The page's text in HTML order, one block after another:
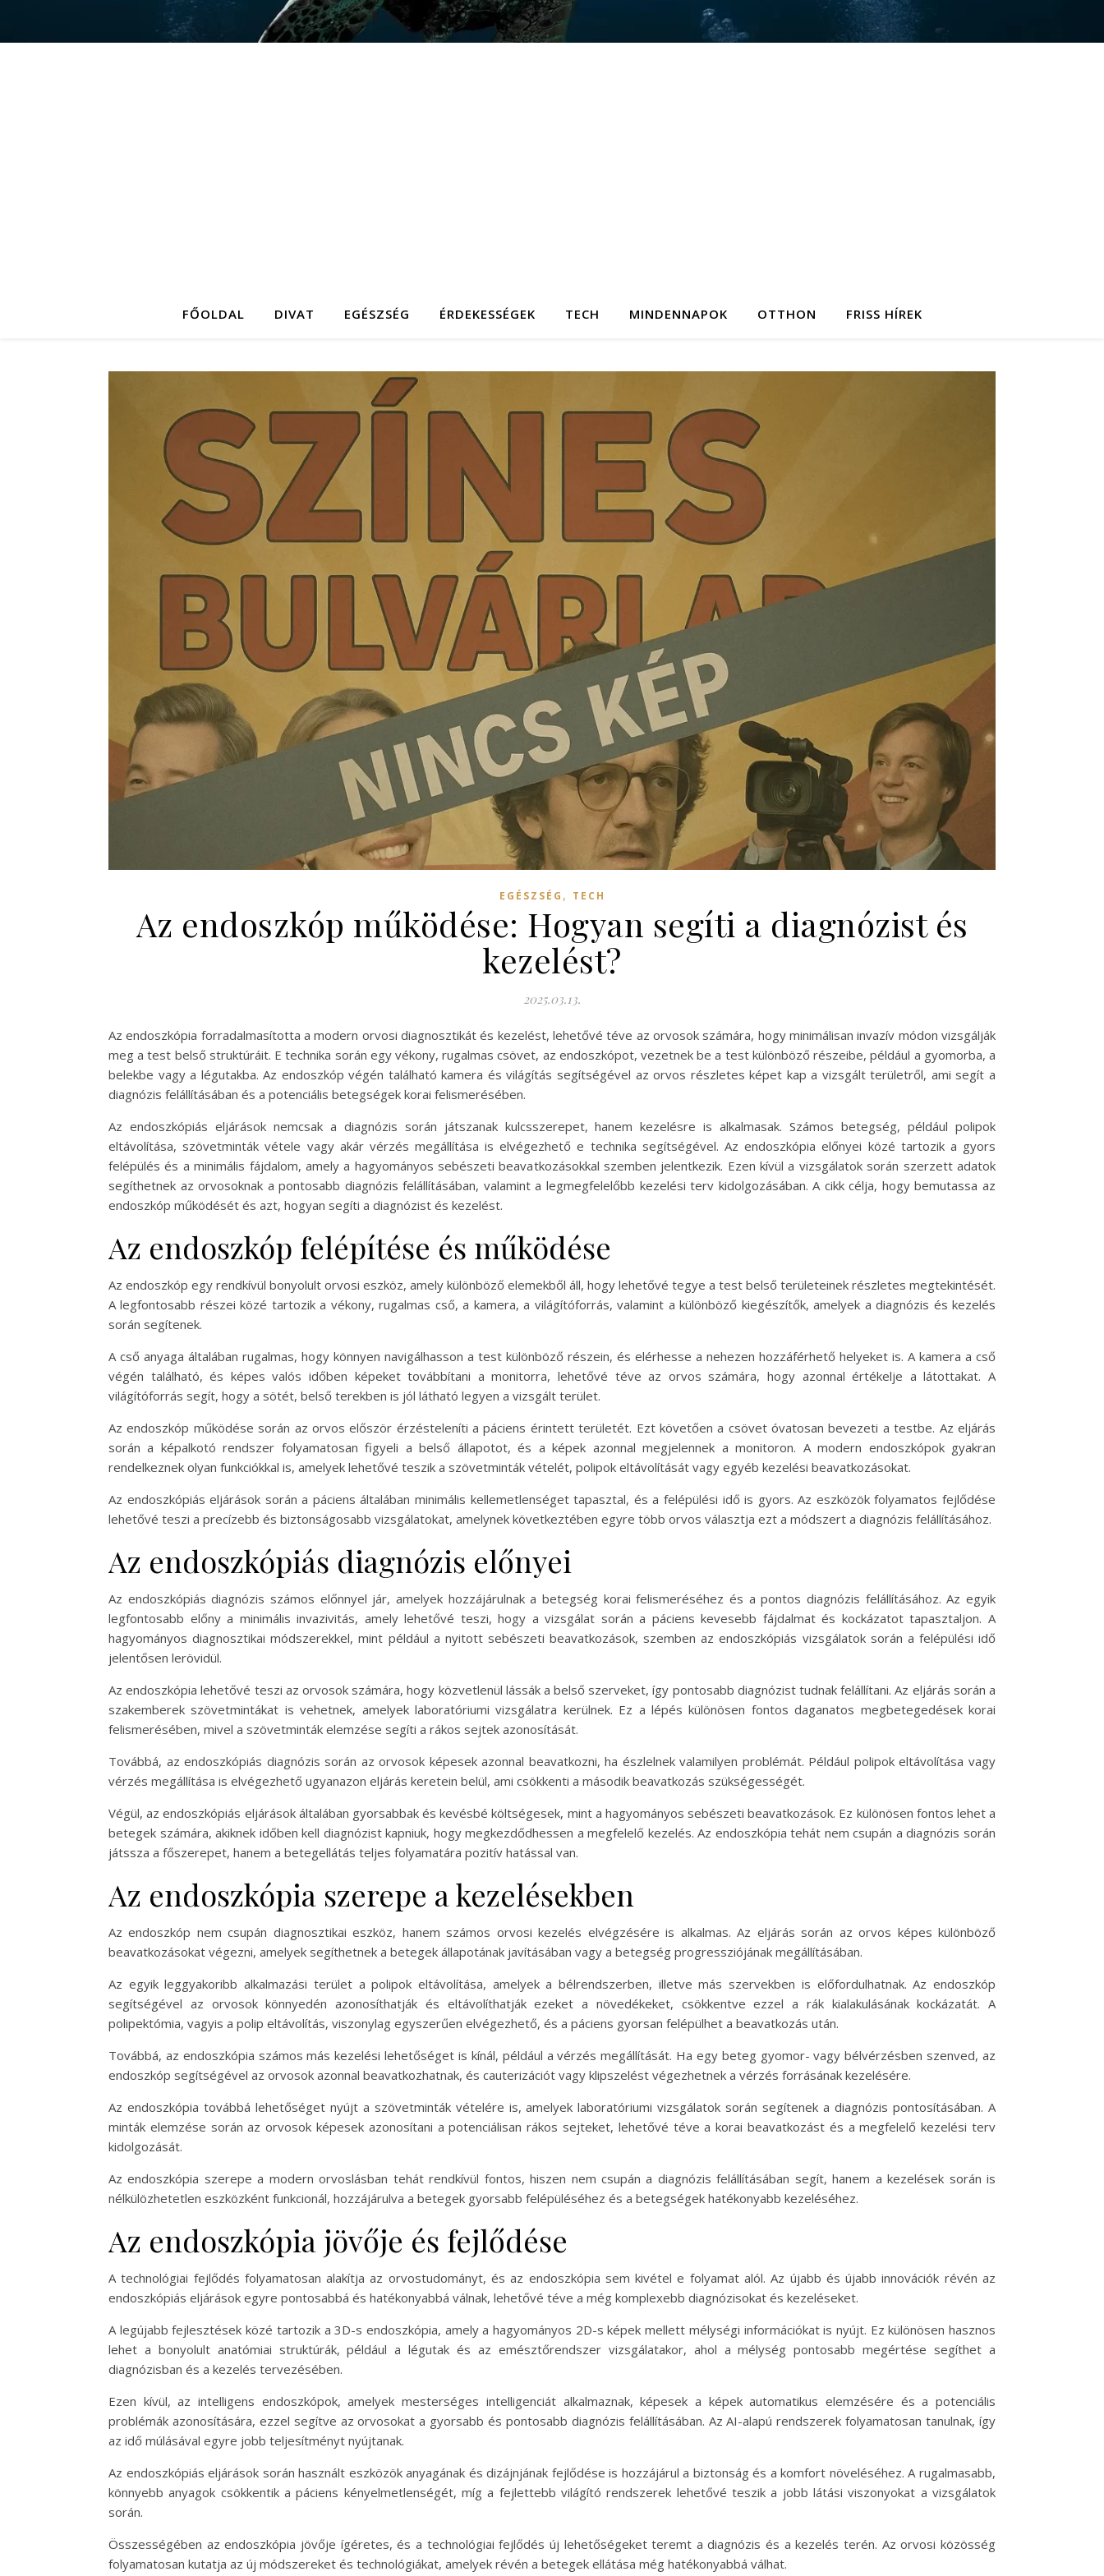
FŐOLDAL DIVAT EGÉSZSÉG ÉRDEKESSÉGEK TECH MINDENNAPOK OTTHON FRISS HÍREK
EGÉSZSÉG , TECH
Az endoszkóp működése: Hogyan segíti a diagnózist és
kezelést?
2025.03.13.
Az endoszkópia forradalmasította a modern orvosi diagnosztikát és kezelést, lehetővé téve az orvosok számára, hogy minimálisan invazív módon vizsgálják
meg a test belső struktúráit. E technika során egy vékony, rugalmas csövet, az endoszkópot, vezetnek be a test különböző részeibe, például a gyomorba, a
belekbe vagy a légutakba. Az endoszkóp végén található kamera és világítás segítségével az orvos részletes képet kap a vizsgált területről, ami segít a
diagnózis felállításában és a potenciális betegségek korai felismerésében.
Az endoszkópiás eljárások nemcsak a diagnózis során játszanak kulcsszerepet, hanem kezelésre is alkalmasak. Számos betegség, például polipok
eltávolítása, szövetminták vétele vagy akár vérzés megállítása is elvégezhető e technika segítségével. Az endoszkópia előnyei közé tartozik a gyors
felépülés és a minimális fájdalom, amely a hagyományos sebészeti beavatkozásokkal szemben jelentkezik. Ezen kívül a vizsgálatok során szerzett adatok
segíthetnek az orvosoknak a pontosabb diagnózis felállításában, valamint a legmegfelelőbb kezelési terv kidolgozásában. A cikk célja, hogy bemutassa az
endoszkóp működését és azt, hogyan segíti a diagnózist és kezelést.
Az endoszkóp felépítése és működése
Az endoszkóp egy rendkívül bonyolult orvosi eszköz, amely különböző elemekből áll, hogy lehetővé tegye a test belső területeinek részletes megtekintését.
A legfontosabb részei közé tartozik a vékony, rugalmas cső, a kamera, a világítóforrás, valamint a különböző kiegészítők, amelyek a diagnózis és kezelés
során segítenek.
A cső anyaga általában rugalmas, hogy könnyen navigálhasson a test különböző részein, és elérhesse a nehezen hozzáférhető helyeket is. A kamera a cső
végén található, és képes valós időben képeket továbbítani a monitorra, lehetővé téve az orvos számára, hogy azonnal értékelje a látottakat. A
világítóforrás segít, hogy a sötét, belső terekben is jól látható legyen a vizsgált terület.
Az endoszkóp működése során az orvos először érzésteleníti a páciens érintett területét. Ezt követően a csövet óvatosan bevezeti a testbe. Az eljárás
során a képalkotó rendszer folyamatosan figyeli a belső állapotot, és a képek azonnal megjelennek a monitoron. A modern endoszkópok gyakran
rendelkeznek olyan funkciókkal is, amelyek lehetővé teszik a szövetminták vételét, polipok eltávolítását vagy egyéb kezelési beavatkozásokat.
Az endoszkópiás eljárások során a páciens általában minimális kellemetlenséget tapasztal, és a felépülési idő is gyors. Az eszközök folyamatos fejlődése
lehetővé teszi a precízebb és biztonságosabb vizsgálatokat, amelynek következtében egyre több orvos választja ezt a módszert a diagnózis felállításához.
Az endoszkópiás diagnózis előnyei
Az endoszkópiás diagnózis számos előnnyel jár, amelyek hozzájárulnak a betegség korai felismeréséhez és a pontos diagnózis felállításához. Az egyik
legfontosabb előny a minimális invazivitás, amely lehetővé teszi, hogy a vizsgálat során a páciens kevesebb fájdalmat és kockázatot tapasztaljon. A
hagyományos diagnosztikai módszerekkel, mint például a nyitott sebészeti beavatkozások, szemben az endoszkópiás vizsgálatok során a felépülési idő
jelentősen lerövidül.
Az endoszkópia lehetővé teszi az orvosok számára, hogy közvetlenül lássák a belső szerveket, így pontosabb diagnózist tudnak felállítani. Az eljárás során a
szakemberek szövetmintákat is vehetnek, amelyek laboratóriumi vizsgálatra kerülnek. Ez a lépés különösen fontos daganatos megbetegedések korai
felismerésében, mivel a szövetminták elemzése segíti a rákos sejtek azonosítását.
Továbbá, az endoszkópiás diagnózis során az orvosok képesek azonnal beavatkozni, ha észlelnek valamilyen problémát. Például polipok eltávolítása vagy
vérzés megállítása is elvégezhető ugyanazon eljárás keretein belül, ami csökkenti a második beavatkozás szükségességét.
Végül, az endoszkópiás eljárások általában gyorsabbak és kevésbé költségesek, mint a hagyományos sebészeti beavatkozások. Ez különösen fontos lehet a
betegek számára, akiknek időben kell diagnózist kapniuk, hogy megkezdődhessen a megfelelő kezelés. Az endoszkópia tehát nem csupán a diagnózis során
játssza a főszerepet, hanem a betegellátás teljes folyamatára pozitív hatással van.
Az endoszkópia szerepe a kezelésekben
Az endoszkóp nem csupán diagnosztikai eszköz, hanem számos orvosi kezelés elvégzésére is alkalmas. Az eljárás során az orvos képes különböző
beavatkozásokat végezni, amelyek segíthetnek a betegek állapotának javításában vagy a betegség progressziójának megállításában.
Az egyik leggyakoribb alkalmazási terület a polipok eltávolítása, amelyek a bélrendszerben, illetve más szervekben is előfordulhatnak. Az endoszkóp
segítségével az orvosok könnyedén azonosíthatják és eltávolíthatják ezeket a növedékeket, csökkentve ezzel a rák kialakulásának kockázatát. A
polipektómia, vagyis a polip eltávolítás, viszonylag egyszerűen elvégezhető, és a páciens gyorsan felépülhet a beavatkozás után.
Továbbá, az endoszkópia számos más kezelési lehetőséget is kínál, például a vérzés megállítását. Ha egy beteg gyomor- vagy bélvérzésben szenved, az
endoszkóp segítségével az orvosok azonnal beavatkozhatnak, és cauterizációt vagy klipszelést végezhetnek a vérzés forrásának kezelésére.
Az endoszkópia továbbá lehetőséget nyújt a szövetminták vételére is, amelyek laboratóriumi vizsgálatok során segítenek a diagnózis pontosításában. A
minták elemzése során az orvosok képesek azonosítani a potenciálisan rákos sejteket, lehetővé téve a korai beavatkozást és a megfelelő kezelési terv
kidolgozását.
Az endoszkópia szerepe a modern orvoslásban tehát rendkívül fontos, hiszen nem csupán a diagnózis felállításában segít, hanem a kezelések során is
nélkülözhetetlen eszközként funkcionál, hozzájárulva a betegek gyorsabb felépüléséhez és a betegségek hatékonyabb kezeléséhez.
Az endoszkópia jövője és fejlődése
A technológiai fejlődés folyamatosan alakítja az orvostudományt, és az endoszkópia sem kivétel e folyamat alól. Az újabb és újabb innovációk révén az
endoszkópiás eljárások egyre pontosabbá és hatékonyabbá válnak, lehetővé téve a még komplexebb diagnózisokat és kezeléseket.
A legújabb fejlesztések közé tartozik a 3D-s endoszkópia, amely a hagyományos 2D-s képek mellett mélységi információkat is nyújt. Ez különösen hasznos
lehet a bonyolult anatómiai struktúrák, például a légutak és az emésztőrendszer vizsgálatakor, ahol a mélység pontosabb megértése segíthet a
diagnózisban és a kezelés tervezésében.
Ezen kívül, az intelligens endoszkópok, amelyek mesterséges intelligenciát alkalmaznak, képesek a képek automatikus elemzésére és a potenciális
problémák azonosítására, ezzel segítve az orvosokat a gyorsabb és pontosabb diagnózis felállításában. Az AI-alapú rendszerek folyamatosan tanulnak, így
az idő múlásával egyre jobb teljesítményt nyújtanak.
Az endoszkópiás eljárások során használt eszközök anyagának és dizájnjának fejlődése is hozzájárul a biztonság és a komfort növeléséhez. A rugalmasabb,
könnyebb anyagok csökkentik a páciens kényelmetlenségét, míg a fejlettebb világító rendszerek lehetővé teszik a jobb látási viszonyokat a vizsgálatok
során.
Összességében az endoszkópia jövője ígéretes, és a technológiai fejlődés új lehetőségeket teremt a diagnózis és a kezelés terén. Az orvosi közösség
folyamatosan kutatja az új módszereket és technológiákat, amelyek révén a betegek ellátása még hatékonyabbá válhat.